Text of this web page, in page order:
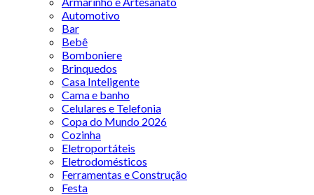
Automotivo
Bar
Bebê
Bomboniere
Brinquedos
Casa Inteligente
Cama e banho
Celulares e Telefonia
Copa do Mundo 2026
Cozinha
Eletroportáteis
Eletrodomésticos
Ferramentas e Construção
Festa